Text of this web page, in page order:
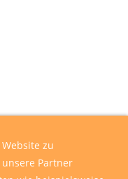
zu
Partner